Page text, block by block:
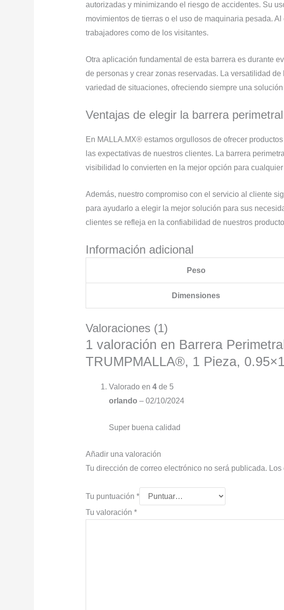
autorizadas y minimizando el riesgo de accidentes. Su
movimientos de tierras o el uso de maquinaria pesada.
trabajadores como de los visitantes.
Otra aplicación fundamental de esta barrera es durante
de personas y crear zonas reservadas. La versatilidad
variedad de situaciones, ofreciendo siempre una
Ventajas de elegir la barrera
En MALLA.MX® estamos orgullosos de ofrecer
las expectativas de nuestros clientes. La barrera
visibilidad lo convierten en la mejor opción para
Además, nuestro compromiso con el servicio al cliente
para ayudarlo a elegir la mejor solución para sus
clientes se refleja en la confiabilidad de nuestros
Información adicional
Peso
Dimensiones
Valoraciones (1)
1 valoración en Barrera
TRUMPMALLA®, 1 Pieza,
Valorado en 4de 5
orlando – 02/10/2024
Super buena calidad
Añadir una valoración
Tu dirección de correo electrónico no será publicada.
Tu puntuación *
Tu valoración *